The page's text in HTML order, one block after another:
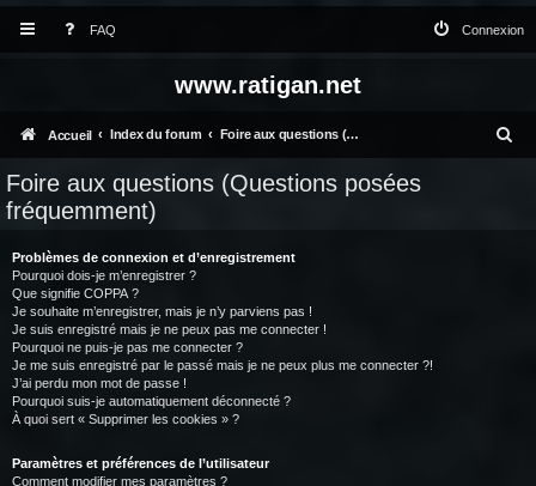
FAQ Connexion
www.ratigan.net
Accueil Index du forum Foire aux questions (Questions posées fréquemment)
Foire aux questions (Questions posées
fréquemment)
Problèmes de connexion et d’enregistrement
Pourquoi dois-je m’enregistrer ?
Que signifie COPPA ?
Je souhaite m’enregistrer, mais je n’y parviens pas !
Je suis enregistré mais je ne peux pas me connecter !
Pourquoi ne puis-je pas me connecter ?
Je me suis enregistré par le passé mais je ne peux plus me connecter ?!
J’ai perdu mon mot de passe !
Pourquoi suis-je automatiquement déconnecté ?
À quoi sert « Supprimer les cookies » ?
Paramètres et préférences de l’utilisateur
Comment modifier mes paramètres ?